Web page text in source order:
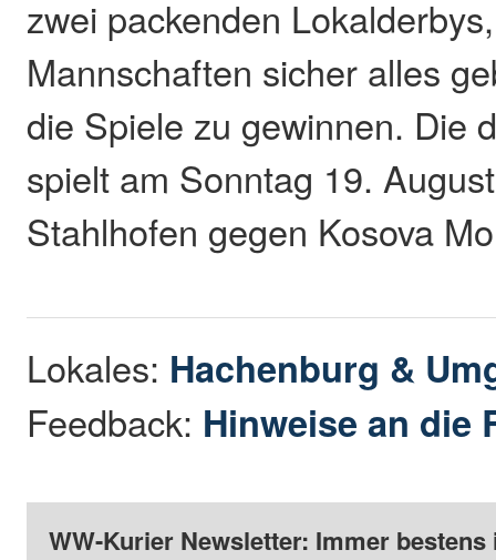
zwei packenden
Mannschaften sicher alles
die Spiele zu gewinnen. Die
spielt am Sonntag 19.
Stahlhofen gegen Kosova
Lokales: Hachenburg &
Feedback: Hinweise an die
WW-Kurier Newsletter: Immer